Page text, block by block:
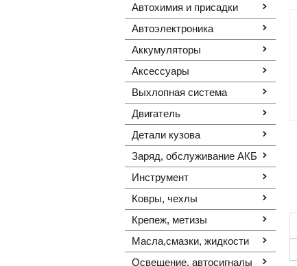
Автохимия и присадки
Автоэлектроника
Аккумуляторы
Аксессуары
Выхлопная система
Двигатель
Детали кузова
Заряд, обслуживание АКБ
Инструмент
Ковры, чехлы
Крепеж, метизы
Масла,смазки, жидкости
Освещение, автоcигналы